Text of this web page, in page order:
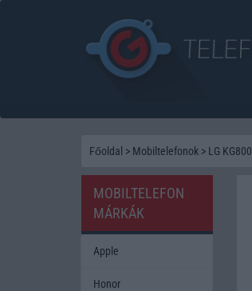
Főoldal > Mobiltelefonok > LG KG800
MOBILTELEFON
MÁRKÁK
Apple
Honor